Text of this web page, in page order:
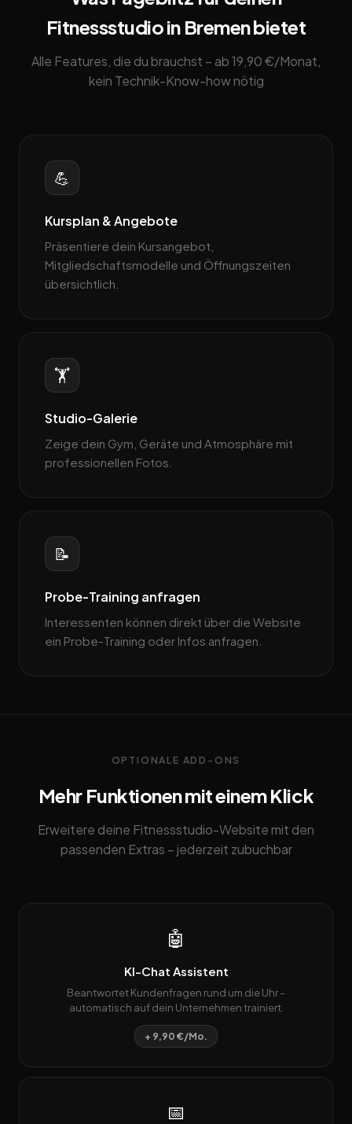
Fitnessstudio in Bremen bietet
Alle Features, die du brauchst – ab 19,90 €/Monat,
kein Technik-Know-how nötig
💪
Kursplan & Angebote
Präsentiere dein Kursangebot,
Mitgliedschaftsmodelle und Öffnungszeiten
übersichtlich.
🏋️
Studio-Galerie
Zeige dein Gym, Geräte und Atmosphäre mit
professionellen Fotos.
📝
Probe-Training anfragen
Interessenten können direkt über die Website
ein Probe-Training oder Infos anfragen.
OPTIONALE ADD-ONS
Mehr Funktionen mit einem Klick
Erweitere deine Fitnessstudio-Website mit den
passenden Extras – jederzeit zubuchbar
🤖
KI-Chat Assistent
Beantwortet Kundenfragen rund um die Uhr –
automatisch auf dein Unternehmen trainiert.
+ 9,90 €/Mo.
📅